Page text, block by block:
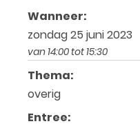
Wanneer:
zondag 25 juni 2023
van 14:00 tot 15:30
Thema:
overig
Entree: